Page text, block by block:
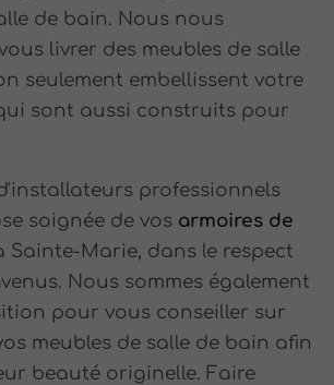
de bain. Nous nous
livrer des meubles de salle
seulement embellissent votre
sont aussi construits pour
professionnels
soignée de vos armoires de
Sainte-Marie, dans le respect
Nous sommes également
pour vous conseiller sur
meubles de salle de bain afin
beauté originelle. Faire